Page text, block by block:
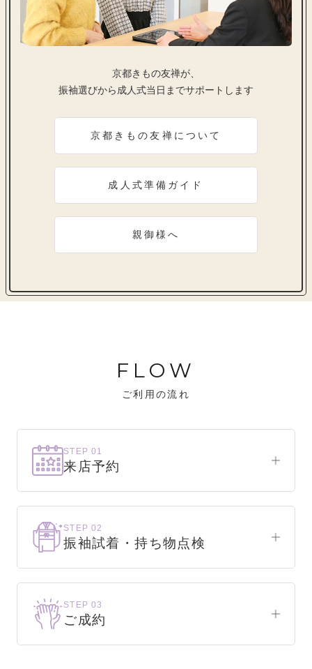
京都きもの友禅が、
振袖選びから成人式当日までサポートします
京都きもの友禅について
成人式準備ガイド
親御様へ
FLOW
ご利用の流れ
STEP 01
来店予約
まずはお気軽にご来店ください。
STEP 02
振袖試着・持ち物点検
お気に入りの振袖が見つかるまで、何着でも
試着できます。
STEP 03
ご成約